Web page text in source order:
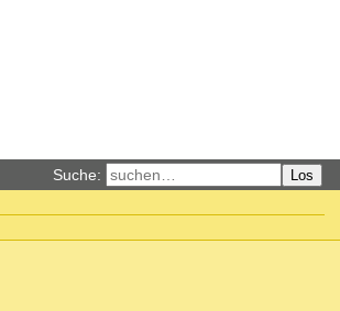
Suche: Los